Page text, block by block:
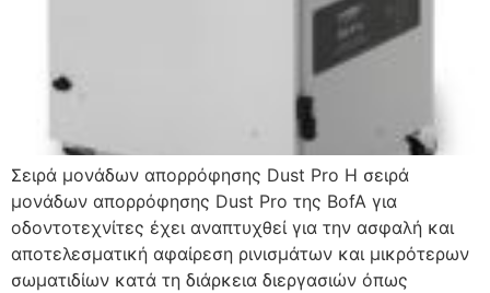
Σειρά μονάδων απορρόφησης Dust Pro Η σειρά
μονάδων απορρόφησης Dust Pro της BofA για
οδοντοτεχνίτες έχει αναπτυχθεί για την ασφαλή και
αποτελεσματική αφαίρεση ρινισμάτων και μικρότερων
σωματιδίων κατά τη διάρκεια διεργασιών όπως